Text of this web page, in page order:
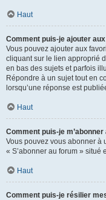
Haut
Comment puis-je ajouter
Vous pouvez ajouter aux
cliquant sur le lien approprié
en bas des sujets et parfois
Répondre à un sujet tout en
lorsqu’une réponse est
Haut
Comment puis-je
Vous pouvez vous abonner à
« S’abonner au forum » situé
Haut
Comment puis-je résilier